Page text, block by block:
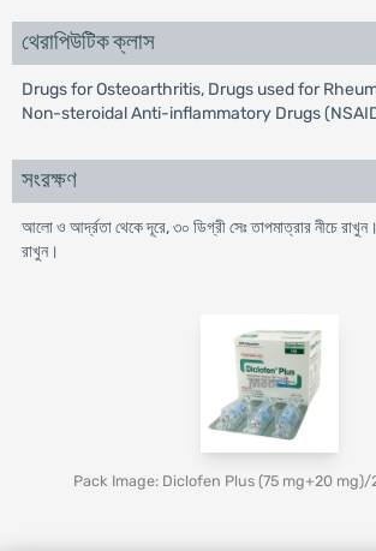
থেরাপিউটিক ক্লাস
Drugs for Osteoarthritis, Drugs used for
Non-steroidal Anti-inflammatory Drugs
সংরক্ষণ
আলো ও আর্দ্রতা থেকে দূরে, ৩০ ডিগ্রী সেঃ তাপমাত্রার নীচে রাখুন।
রাখুন।
Pack Image: Diclofen Plus (75 mg+20